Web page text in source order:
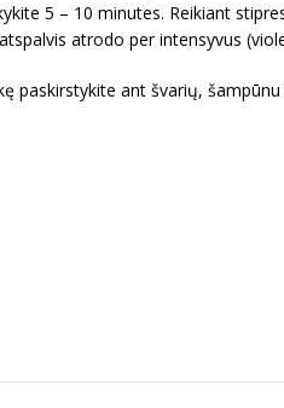
5 – 10 minutes. Reikiant
atrodo per intensyvus
paskirstykite ant švarių,